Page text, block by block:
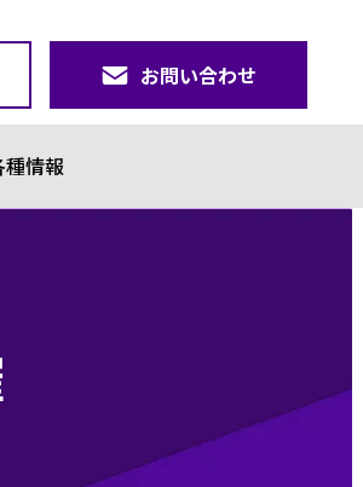
お問い合わせ
種情報